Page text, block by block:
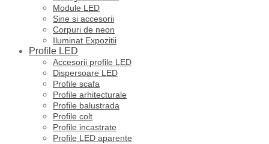
Module LED
Sine si accesorii
Corpuri de neon
Iluminat Expozitii
Profile LED
Accesorii profile LED
Dispersoare LED
Profile scafa
Profile arhitecturale
Profile balustrada
Profile colt
Profile incastrate
Profile LED aparente